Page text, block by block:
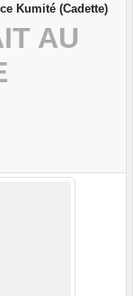
Kumité (Cadette)
AU